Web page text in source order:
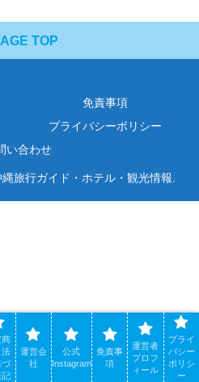
TOP
免責事項
プライバシーポリシー
い合わせ
旅行ガイド・ホテル・観光情報.
商
法
づ
記
運営会
社
公式
Instagram
免責事
項
運営者
プロフ
ィール
プライ
バシー
ポリシ
ー